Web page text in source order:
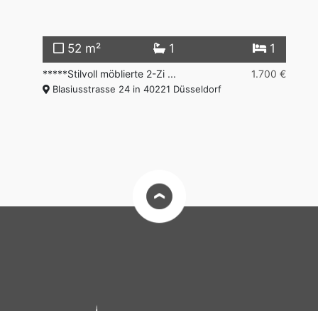
52 m² 1 1
*****Stilvoll möblierte 2-Zi ... 1.700 €
Blasiusstrasse 24 in 40221 Düsseldorf